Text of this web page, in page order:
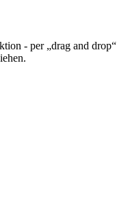
- per „drag and drop“